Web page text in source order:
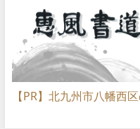
【PR】北九州市八幡西